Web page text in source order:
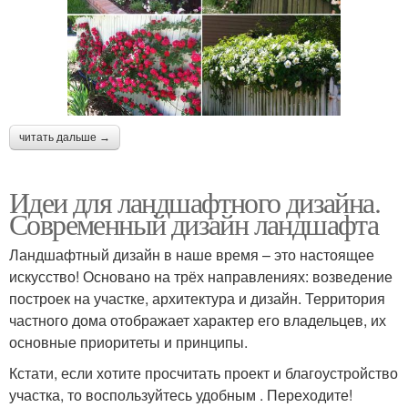
читать дальше →
Идеи для ландшафтного дизайна.
Современный дизайн ландшафта
Ландшафтный дизайн в наше время – это настоящее
искусство! Основано на трёх направлениях: возведение
построек на участке, архитектура и дизайн. Территория
частного дома отображает характер его владельцев, их
основные приоритеты и принципы.
Кстати, если хотите просчитать проект и благоустройство
участка, то воспользуйтесь удобным . Переходите!